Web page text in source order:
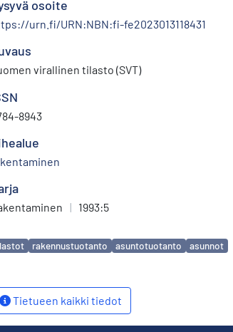
osoite
urn.fi/URN:NBN:fi-fe2023013118431
virallinen tilasto (SVT)
8943
| 1993:5
rakennustuotanto asuntotuotanto asunnot
Tietueen kaikki tiedot